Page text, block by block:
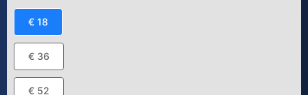
€ 18
€ 36
€ 52